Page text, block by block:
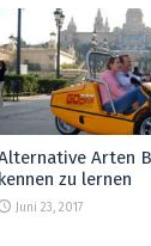
Arten
kennen zu lernen
Juni 23, 2017